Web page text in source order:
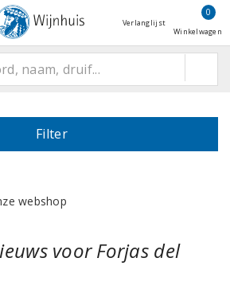
Verlanglijst
0
Winkelwagen
Filter
voor Forjas del